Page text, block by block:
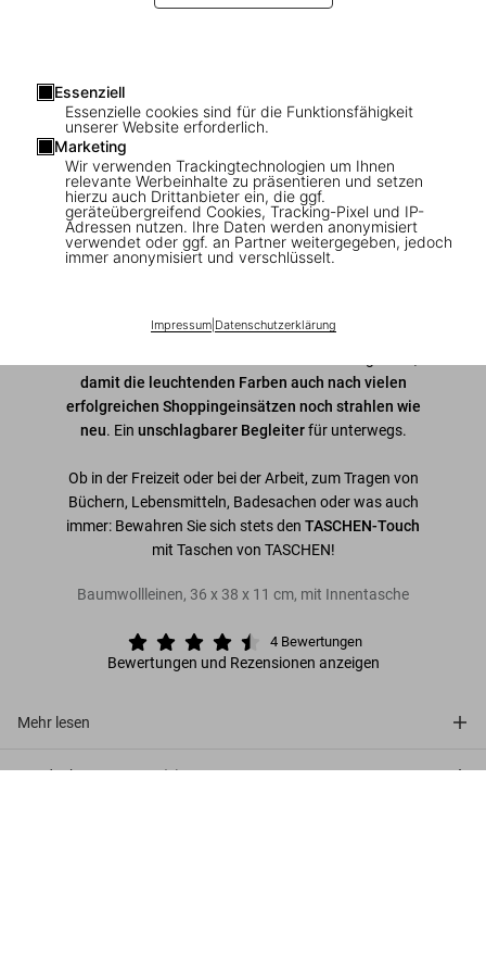
Essenziell
Essenzielle cookies sind für die Funktionsfähigkeit
unserer Website erforderlich.
Marketing
Wir verwenden Trackingtechnologien um Ihnen
relevante Werbeinhalte zu präsentieren und setzen
hierzu auch Drittanbieter ein, die ggf.
geräteübergreifend Cookies, Tracking-Pixel und IP-
Adressen nutzen. Ihre Daten werden anonymisiert
verwendet oder ggf. an Partner weitergegeben, jedoch
immer anonymisiert und verschlüsselt.
Impressum| Datenschutzerklärung
TASCHEN Shopper
US$ 50
In den Warenkorb
schlanken Fuß, istumweltfreundlich,leicht waschbar
damit die leuchtenden Farben auch nach vielen
erfolgreichen Shoppingeinsätzen noch strahlen wie
neu. Ein unschlagbarer Begleiterfür unterwegs.
Ob in der Freizeit oder bei der Arbeit, zum Tragen von
Büchern, Lebensmitteln, Badesachen oder was auch
immer: Bewahren Sie sich stets den TASCHEN-Touch
mit Taschen von TASCHEN!
Baumwollleinen, 36 x 38 x 11 cm, mit Innentasche
4 Bewertungen
Bewertungen und Rezensionen anzeigen
Mehr lesen
Kundenbewertungen (4)